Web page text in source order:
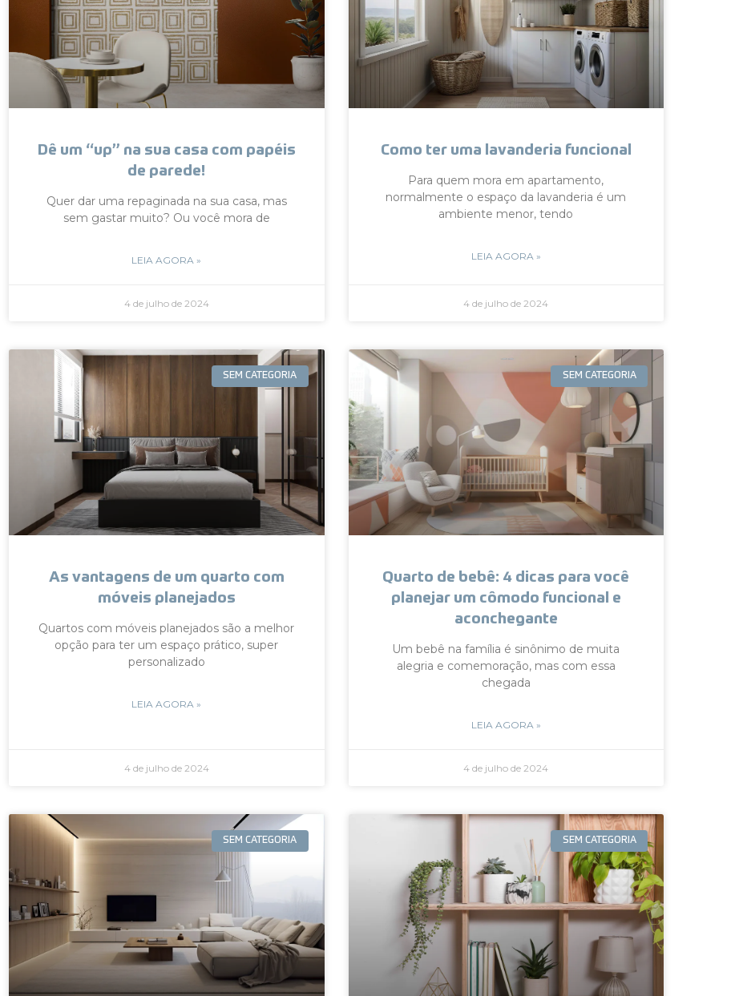
Dê um “up” na sua casa com papéis
de parede!
Quer dar uma repaginada na sua casa, mas
sem gastar muito? Ou você mora de
LEIA AGORA »
4 de julho de 2024
Como ter uma lavanderia funcional
Para quem mora em apartamento,
normalmente o espaço da lavanderia é um
ambiente menor, tendo
LEIA AGORA »
4 de julho de 2024
SEM CATEGORIA
As vantagens de um quarto com
móveis planejados
Quartos com móveis planejados são a melhor
opção para ter um espaço prático, super
personalizado
LEIA AGORA »
4 de julho de 2024
SEM CATEGORIA
Quarto de bebê: 4 dicas para você
planejar um cômodo funcional e
aconchegante
Um bebê na família é sinônimo de muita
alegria e comemoração, mas com essa
chegada
LEIA AGORA »
4 de julho de 2024
SEM CATEGORIA SEM CATEGORIA